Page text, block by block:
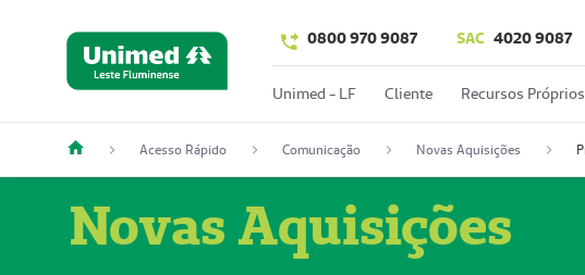
0800 970 9087 SAC 4020 9087
Unimed - LF Cliente Recursos Próprios
Acesso Rápido Comunicação Novas Aquisições
Novas Aquisições